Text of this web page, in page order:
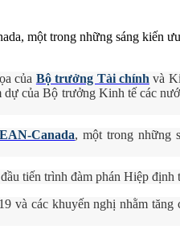
một trong những sáng kiến
của Bộ trưởng Tài chính và
dự của Bộ trưởng Kinh tế các
Canada, một trong những
tiến trình đàm phán Hiệp
các khuyến nghị nhằm